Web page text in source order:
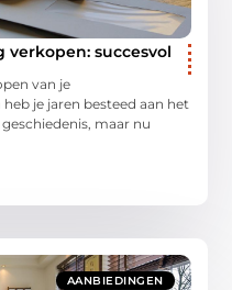
verkopen: succesvol
van je
je jaren besteed aan het
maar nu
AANBIEDINGEN